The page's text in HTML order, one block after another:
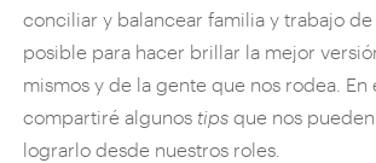
conciliar y balancear familia y trabajo
posible para hacer brillar la mejor
mismos y de la gente que nos rodea. En
compartiré algunos tips que nos
lograrlo desde nuestros roles.